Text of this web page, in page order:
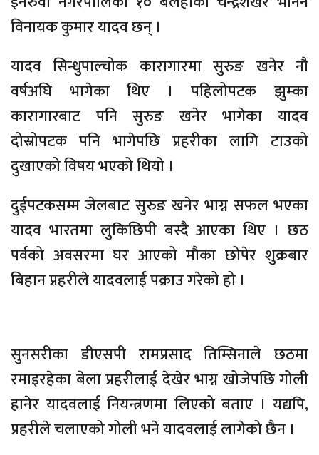
विनायक कुमार यादव छन् ।
यादव सिन्धुपाल्चोक कारागारमा सुरुङ खनेर नौ
वर्षअघि भागेका थिए । पहिलोपटक झुम्का
कारागारबाट पनि सुरुङ खनेर भागेका यादव
दोस्रोपटक पनि भागेपछि प्रहरीका लागि टाउको
दुखाएको विषय भएको थियो ।
दुईपटकसम्म जेलबाट सुरुङ खनेर भाग्न सफल भएका
यादव भारतमा लुकिछिपी बस्दै आएका थिए । छठ
पर्वको अवसरमा घर आएको मौका छोपेर शुक्रबार
बिहान प्रहरीले यादवलाई पक्राउ गरेको हो ।
सुनसरीका डीएसपी रामप्रसाद तिम्सिनाले छठमा
रमाइरहेका बेला प्रहरीलाई देखेर भाग्न खोजेपछि गोली
हानेर यादवलाई नियन्त्रणमा लिएको बताए । यद्यपि,
प्रहरीले चलाएको गोली भने यादवलाई लागेको छैन ।